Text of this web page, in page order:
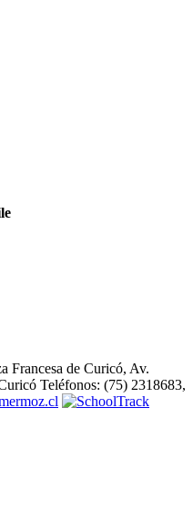
Francesa de Curicó, Av.
Teléfonos: (75) 2318683,